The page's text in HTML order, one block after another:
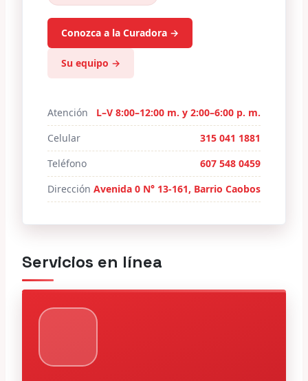
Conozca a la Curadora →
Su equipo →
Atención
L–V 8:00–12:00 m. y 2:00–6:00 p. m.
Celular
315 041 1881
Teléfono
607 548 0459
Dirección Avenida 0 N° 13-161, Barrio Caobos
Servicios en línea